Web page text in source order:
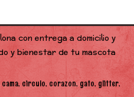
con entrega a domicilio y
y bienestar de tu mascota
cama circulo corazon gato glitter